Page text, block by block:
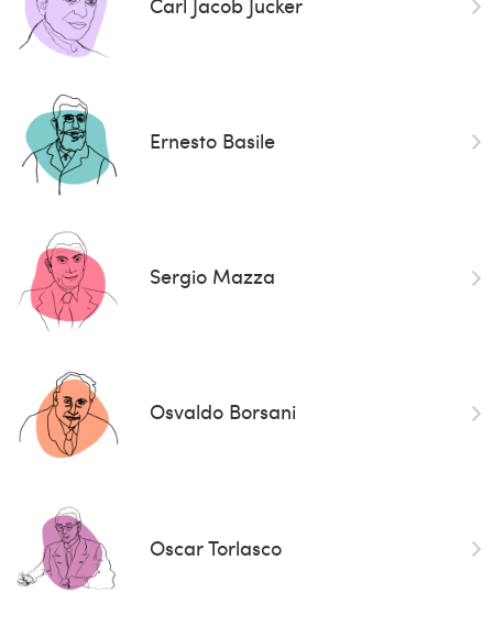
Ernesto Basile
Sergio Mazza
Osvaldo Borsani
Oscar Torlasco